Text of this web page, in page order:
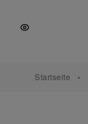
springen
springen
springen
Startseite